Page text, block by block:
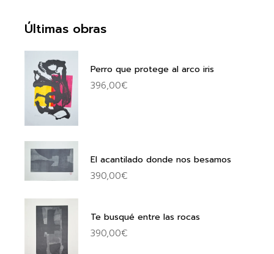
Últimas obras
Perro que protege al arco iris
396,00€
El acantilado donde nos besamos
390,00€
Te busqué entre las rocas
390,00€